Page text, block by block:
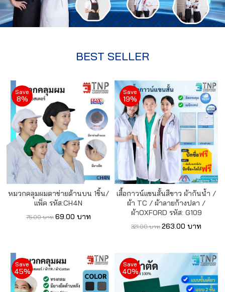
)
วิธี
สั่ง
ของ
เรา
เนื้อหา
เกี่ยว
กับ
เรา
ติดต่อ
เรา
BEST SELLER
Save
8%
หมวกคลุมผมตาข่ายด้านบน 1ชิ้น/
แพ็ค รหัส:CH4N
75.00 บาท 69.00 บาท
Save
19%
เสื้อกาวน์แขนสั้นสีขาว ผ้ากันน้ำ /
ผ้า TC / ผ้าลายก้างปลา /
ผ้าOXFORD รหัส: G109
321.00 บาท 263.00 บาท
Save
45%
Save
40%